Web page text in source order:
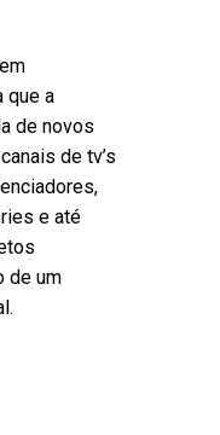
que a
de novos
de tv’s
e até
de um